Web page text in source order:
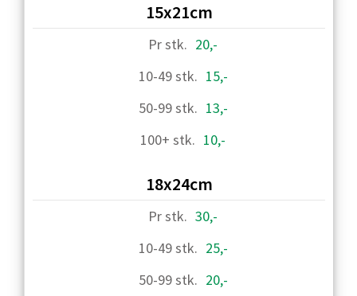
15x21cm
20,-
15,-
13,-
10,-
18x24cm
30,-
25,-
20,-